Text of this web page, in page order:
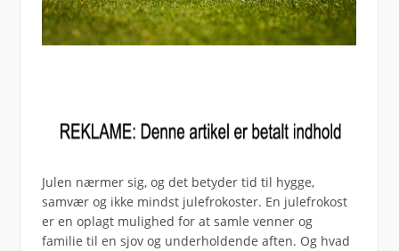
Julen nærmer sig, og det betyder tid til hygge,
samvær og ikke mindst julefrokoster. En julefrokost
er en oplagt mulighed for at samle venner og
familie til en sjov og underholdende aften. Og hvad